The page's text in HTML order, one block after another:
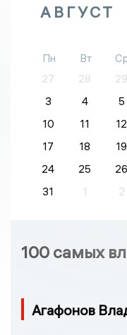
АВГУСТ
Пн Вт
27
28 29
3
4 5
10
11 12
17
18 19
24
25 26
31
1 2
100 самых
Агафонов